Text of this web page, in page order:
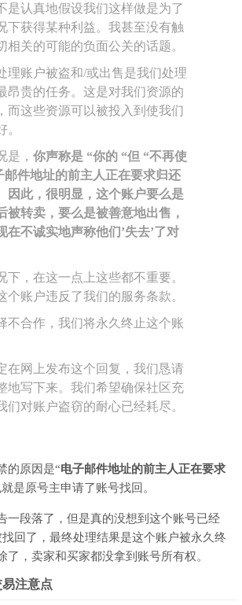
是认真地假设我们这样做是为了
下获得某种利益。我甚至没有触
相关的可能的负面公关的话题。
理账户被盗和/或出售是我们处理
昂贵的任务。这是对我们资源的
而这些资源可以被投入到使我们
。
是， 你声称是 “你的 “但 “不再使
邮件地址的前主人正在要求归还
因此，很明显，这个账户要么是
被转卖，要么是被善意地出售，
在不诚实地声称他们’失去’了对
下，在这一点上这些都不重要。
个账户违反了我们的服务条款。
不合作，我们将永久终止这个账
在网上发布这个回复，我们恳请
地写下来。我们希望确保社区充
们对账户盗窃的耐心已经耗尽。
的原因是“电子邮件地址的前主人正在要求
是原号主申请了账号找回。
一段落了，但是真的没想到这个账号已经
回了，最终处理结果是这个账户被永久终
了，卖家和买家都没拿到账号所有权。
注意点